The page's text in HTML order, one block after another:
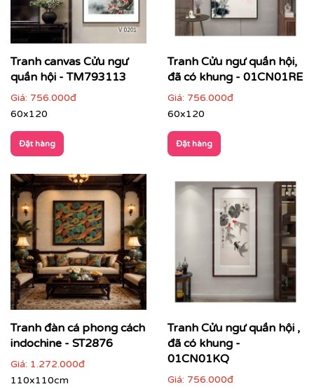
Tranh canvas Cửu ngư
quần hội - TM793113
Giá: 756.000đ
60x120
Đặt hàng
Tranh Cửu ngư quần hội,
đã có khung - 01CN01RE
Giá: 756.000đ
60x120
Đặt hàng
Tranh đàn cá phong cách
indochine - ST2876
Giá: 1.272.000đ
110x110cm
Tranh Cửu ngư quần hội ,
đã có khung -
01CN01KQ
Giá: 756.000đ